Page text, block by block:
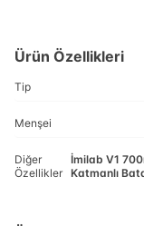
Ürün Özellikleri
Tip
Menşei
Diğer
Özellikler
İmilab V1
Katmanlı